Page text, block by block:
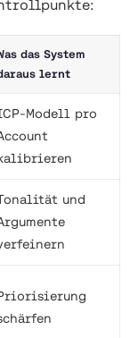
das System
lernt
Modell pro
und